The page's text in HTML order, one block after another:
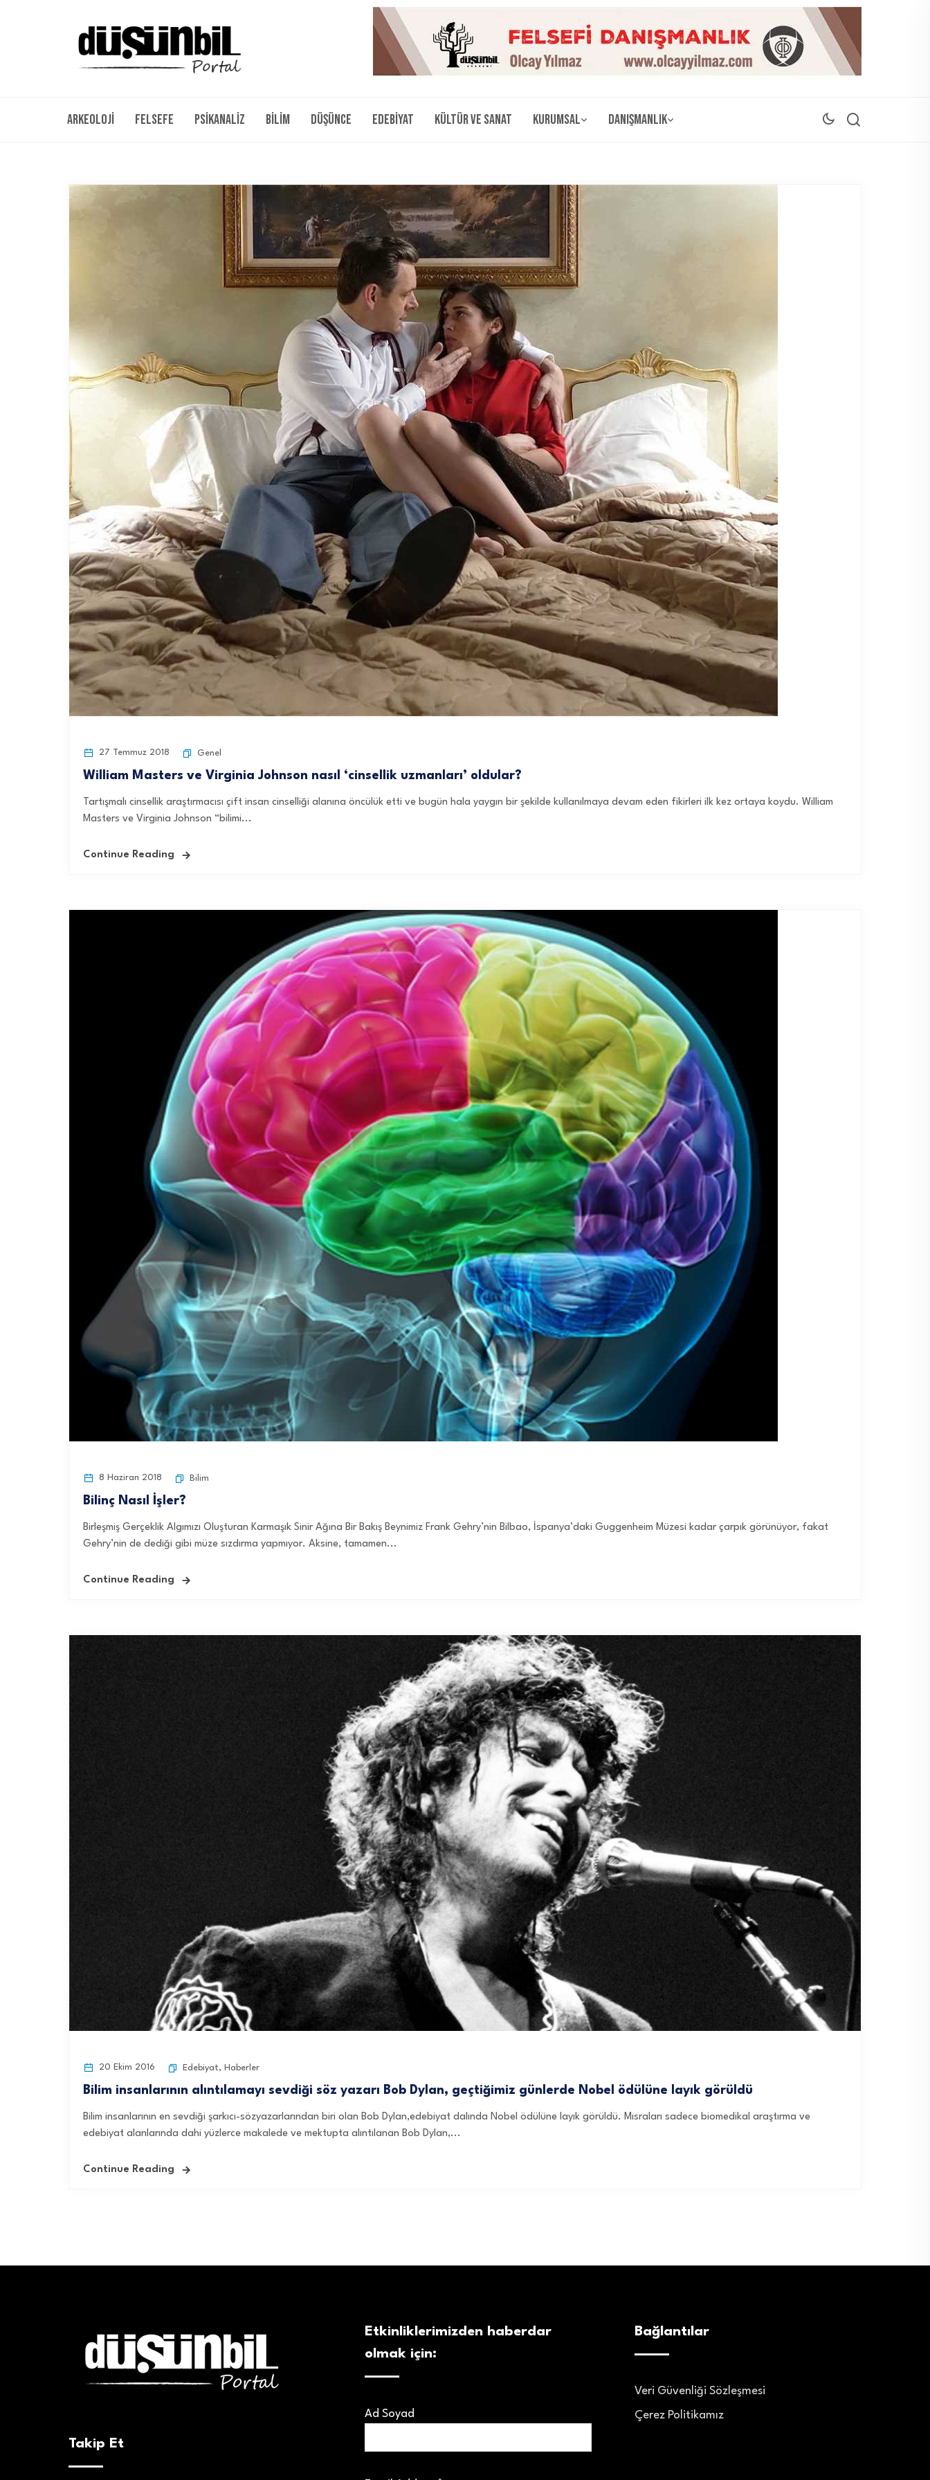
Arkeoloji Felsefe Psikanaliz Bilim Düşünce Edebiyat Kültür ve Sanat Kurumsal Danışmanlık
27 Temmuz 2018 Genel
William Masters ve Virginia Johnson nasıl ‘cinsellik uzmanları’ oldular?
Tartışmalı cinsellik araştırmacısı çift insan cinselliği alanına öncülük etti ve bugün hala yaygın bir şekilde kullanılmaya devam eden fikirleri ilk kez ortaya koydu. William
Masters ve Virginia Johnson “bilimi...
Continue Reading
8 Haziran 2018 Bilim
Bilinç Nasıl İşler?
Birleşmiş Gerçeklik Algımızı Oluşturan Karmaşık Sinir Ağına Bir Bakış Beynimiz Frank Gehry’nin Bilbao, İspanya’daki Guggenheim Müzesi kadar çarpık görünüyor, fakat
Gehry’nin de dediği gibi müze sızdırma yapmıyor. Aksine, tamamen...
Continue Reading
20 Ekim 2016 Edebiyat, Haberler
Bilim insanlarının alıntılamayı sevdiği söz yazarı Bob Dylan, geçtiğimiz günlerde Nobel ödülüne layık görüldü
Bilim insanlarının en sevdiği şarkıcı-sözyazarlarından biri olan Bob Dylan,edebiyat dalında Nobel ödülüne layık görüldü. Mısraları sadece biomedikal araştırma ve
edebiyat alanlarında dahi yüzlerce makalede ve mektupta alıntılanan Bob Dylan,...
Continue Reading
Takip Et
Etkinliklerimizden haberdar
olmak için:
Ad Soyad
Bağlantılar
Veri Güvenliği Sözleşmesi
Çerez Politikamız